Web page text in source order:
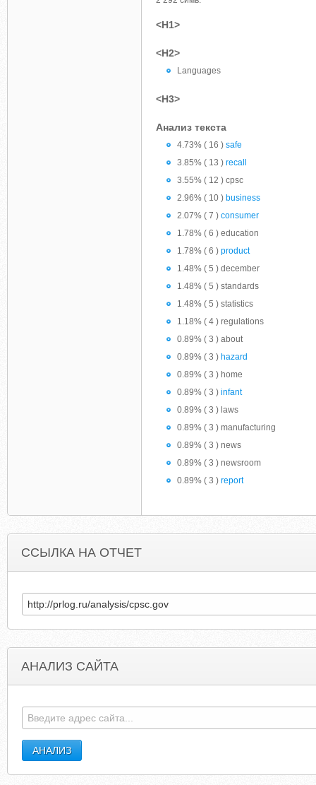
<H1>
<H2>
Languages
<H3>
Анализ текста
4.73% ( 16 ) safe
3.85% ( 13 ) recall
3.55% ( 12 ) cpsc
2.96% ( 10 ) business
2.07% ( 7 ) consumer
1.78% ( 6 ) education
1.78% ( 6 ) product
1.48% ( 5 ) december
1.48% ( 5 ) standards
1.48% ( 5 ) statistics
1.18% ( 4 ) regulations
0.89% ( 3 ) about
0.89% ( 3 ) hazard
0.89% ( 3 ) home
0.89% ( 3 ) infant
0.89% ( 3 ) laws
0.89% ( 3 ) manufacturing
0.89% ( 3 ) news
0.89% ( 3 ) newsroom
0.89% ( 3 ) report
ССЫЛКА НА ОТЧЕТ
АНАЛИЗ САЙТА